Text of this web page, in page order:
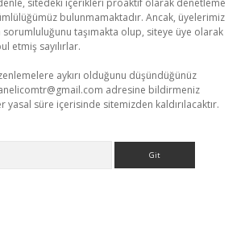
sitedeki içerikleri proaktif olarak denetleme
bulunmamaktadır. Ancak, üyelerimiz
sorumluluğunu taşımakta olup, siteye üye olarak
etmiş sayılırlar.
aykırı olduğunu düşündüğünüz
adresine bildirmeniz
yasal süre içerisinde sitemizden kaldırılacaktır.